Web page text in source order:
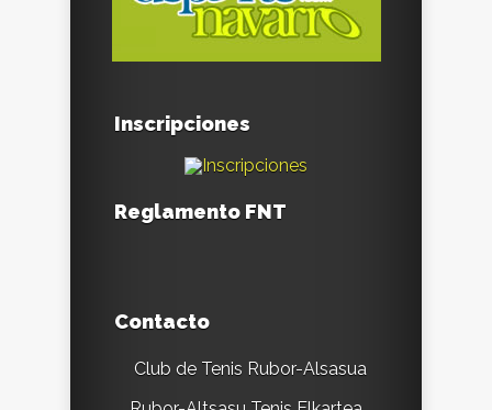
Inscripciones
Reglamento FNT
Contacto
Club de Tenis Rubor-Alsasua